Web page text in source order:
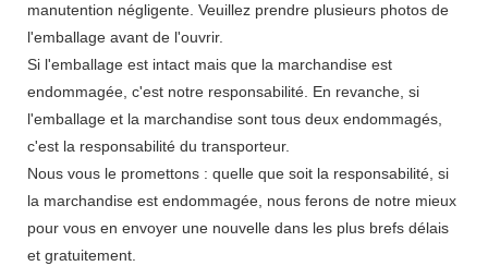
manutention négligente. Veuillez prendre plusieurs photos de
l'emballage avant de l'ouvrir.
Si l'emballage est intact mais que la marchandise est
endommagée, c'est notre responsabilité. En revanche, si
l'emballage et la marchandise sont tous deux endommagés,
c'est la responsabilité du transporteur.
Nous vous le promettons : quelle que soit la responsabilité, si
la marchandise est endommagée, nous ferons de notre mieux
pour vous en envoyer une nouvelle dans les plus brefs délais
et gratuitement.